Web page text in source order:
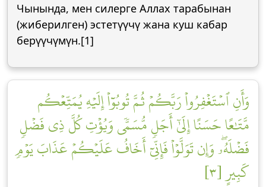
Чынында, мен силерге Аллах тарабынан
(жиберилген) эстетүүчү жана куш кабар
берүүчүмүн.[1]
وَأَنِ ٱسۡتَغۡفِرُواْ رَبَّكُمۡ ثُمَّ تُوبُوٓاْ إِلَيۡهِ يُمَتِّعۡكُم
مَّتَٰعًا حَسَنًا إِلَىٰٓ أَجَلٖ مُّسَمّٗى وَيُؤۡتِ كُلَّ ذِي فَضۡلٖ
فَضۡلَهُۥۖ وَإِن تَوَلَّوۡاْ فَإِنِّيٓ أَخَافُ عَلَيۡكُمۡ عَذَابَ يَوۡمٖ
كَبِيرٍ [٣]